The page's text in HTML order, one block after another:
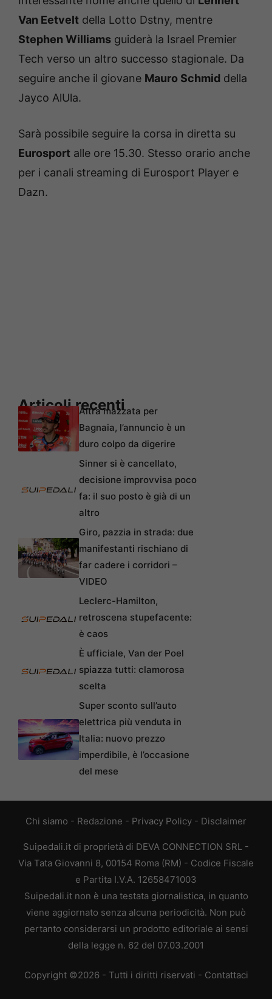
Van Eetvelt della Lotto Dstny, mentre
Stephen Williams guiderà la Israel Premier
Tech verso un altro successo stagionale. Da
seguire anche il giovane Mauro Schmid della
Jayco AlUla.
Sarà possibile seguire la corsa in diretta su
Eurosport alle ore 15.30. Stesso orario anche
per i canali streaming di Eurosport Player e
Dazn.
Articoli recenti
Altra mazzata per
Bagnaia, l’annuncio è un
duro colpo da digerire
Sinner si è cancellato,
decisione improvvisa poco
fa: il suo posto è già di un
altro
Giro, pazzia in strada: due
manifestanti rischiano di
far cadere i corridori –
VIDEO
Leclerc-Hamilton,
retroscena stupefacente:
è caos
È ufficiale, Van der Poel
spiazza tutti: clamorosa
scelta
Super sconto sull’auto
elettrica più venduta in
Italia: nuovo prezzo
imperdibile, è l’occasione
del mese
Chi siamo - Redazione - Privacy Policy - Disclaimer
Suipedali.it di proprietà di DEVA CONNECTION SRL -
Via Tata Giovanni 8, 00154 Roma (RM) - Codice Fiscale
e Partita I.V.A. 12658471003
Suipedali.it non è una testata giornalistica, in quanto
viene aggiornato senza alcuna periodicità. Non può
pertanto considerarsi un prodotto editoriale ai sensi
della legge n. 62 del 07.03.2001
Copyright ©2026 - Tutti i diritti riservati - Contattaci